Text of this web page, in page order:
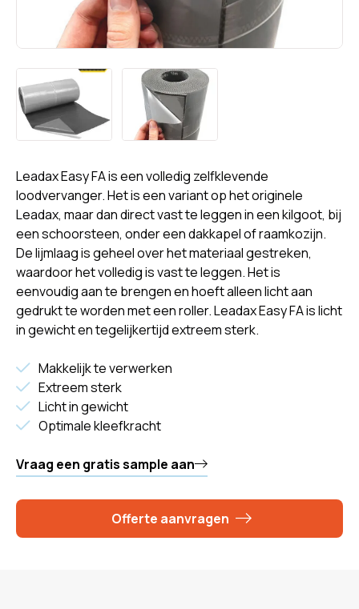
Leadax Easy FA is een volledig zelfklevende
loodvervanger. Het is een variant op het originele
Leadax, maar dan direct vast te leggen in een kilgoot, bij
een schoorsteen, onder een dakkapel of raamkozijn.
De lijmlaag is geheel over het materiaal gestreken,
waardoor het volledig is vast te leggen. Het is
eenvoudig aan te brengen en hoeft alleen licht aan
gedrukt te worden met een roller. Leadax Easy FA is licht
in gewicht en tegelijkertijd extreem sterk.
Makkelijk te verwerken
Extreem sterk
Licht in gewicht
Optimale kleefkracht
Vraag een gratis sample aan
Offerte aanvragen